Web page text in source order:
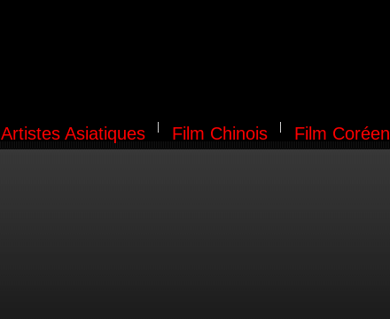
Artistes Asiatiques Film Chinois Film Coréen